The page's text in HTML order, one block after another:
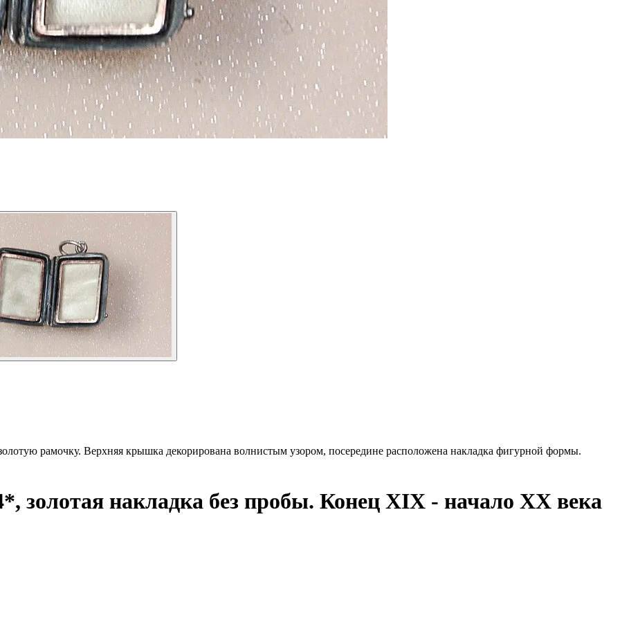
рамочку. Верхняя крышка декорирована волнистым узором, посередине расположена накладка фигурной формы.
золотая накладка без пробы. Конец XIX - начало ХХ века